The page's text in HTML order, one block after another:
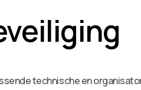
technische en